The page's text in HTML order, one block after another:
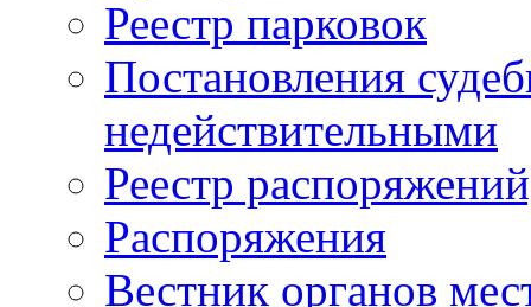
Реестр парковок
Постановления
недействительными
Реестр
Распоряжения
Вестник органов